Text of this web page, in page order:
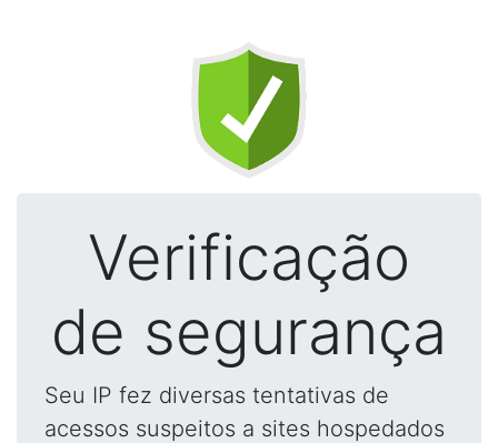
Verificação
de segurança
Seu IP fez diversas tentativas de
acessos suspeitos a sites hospedados